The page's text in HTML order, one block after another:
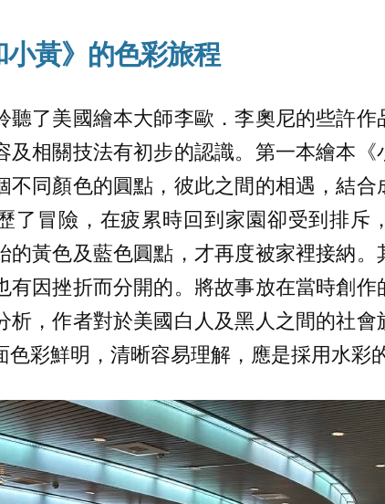
黃》的色彩旅程
聽了美國繪本大師李歐．李奧尼的些許
及相關技法有初步的認識。第一本繪本《
不同顏色的圓點，彼此之間的相遇，結
了冒險，在疲累時回到家園卻受到排斥
的黃色及藍色圓點，才再度被家裡接納。
有因挫折而分開的。將故事放在當時創作
析，作者對於美國白人及黑人之間的社
彩鮮明，清晰容易理解，應是採用水彩